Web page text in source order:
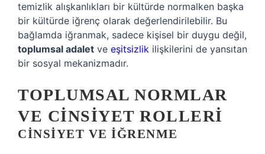
temizlik alışkanlıkları bir kültürde normalken başka
bir kültürde iğrenç olarak değerlendirilebilir. Bu
bağlamda iğranmak, sadece kişisel bir duygu değil,
toplumsal adalet ve eşitsizlik ilişkilerini de yansıtan
bir sosyal mekanizmadır.
TOPLUMSAL NORMLAR
VE CINSIYET ROLLERI
CINSIYET VE İĞRENME